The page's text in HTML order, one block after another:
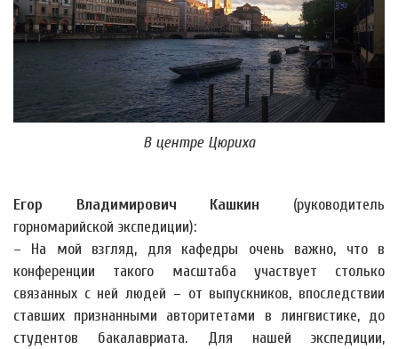
В центре Цюриха
Егор Владимирович Кашкин (руководитель
горномарийской экспедиции):
– На мой взгляд, для кафедры очень важно, что в
конференции такого масштаба участвует столько
связанных с ней людей – от выпускников, впоследствии
ставших признанными авторитетами в лингвистике, до
студентов бакалавриата. Для нашей экспедиции,